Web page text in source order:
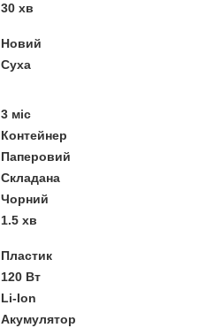
30 хв
Новий
Суха
3 міс
Контейнер
Паперовий
Складана
Чорний
1.5 хв
Пластик
120 Вт
Li-Ion
Акумулятор